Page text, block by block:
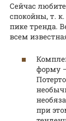
Сейчас
спокойны, т.
пике тренда.
всем
форму
при